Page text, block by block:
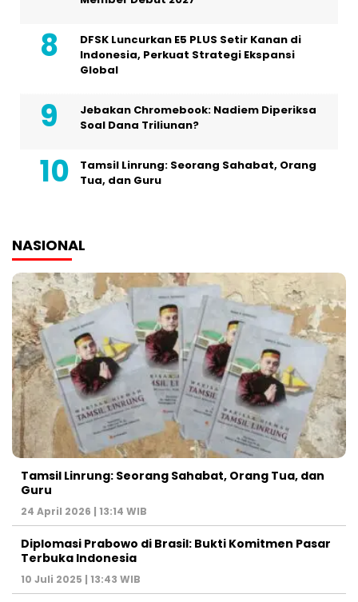
DFSK Luncurkan E5 PLUS Setir Kanan di
Indonesia, Perkuat Strategi Ekspansi
Global
Jebakan Chromebook: Nadiem Diperiksa
Soal Dana Triliunan?
Tamsil Linrung: Seorang Sahabat, Orang
Tua, dan Guru
NASIONAL
Tamsil Linrung: Seorang Sahabat, Orang Tua, dan
Guru
24 April 2026 | 13:14 WIB
Diplomasi Prabowo di Brasil: Bukti Komitmen Pasar
Terbuka Indonesia
10 Juli 2025 | 13:43 WIB